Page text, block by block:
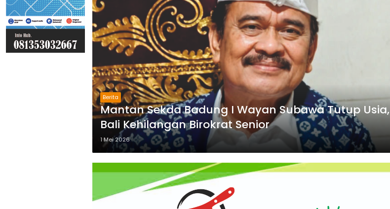
Berita
Mantan Sekda Badung I Wayan Subawa Tutup Usia,
Bali Kehilangan Birokrat Senior
1 Mei 2026